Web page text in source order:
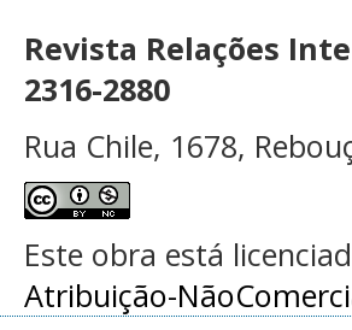
Revista Relações
2316-2880
Rua Chile, 1678,
Este obra está
Atribuição-